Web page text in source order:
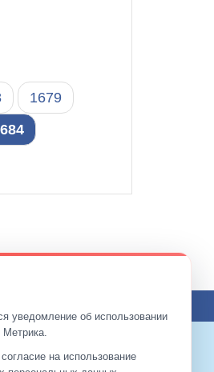
1679
уведомление об использовании
Метрика.
на использование